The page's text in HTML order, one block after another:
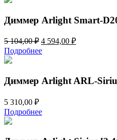
Диммер Arlight Smart-
5 104,00₽ Первоначальная
цена
составляла
104,00 ₽.
4 594,00 ₽Текущая
Подробнее
Диммер Arlight ARL-
5 310,00 ₽
Подробнее